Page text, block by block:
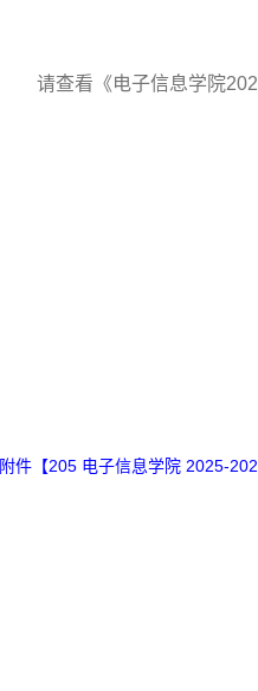
请查看《电子信息学院
附件【205 电子信息学院 2025-